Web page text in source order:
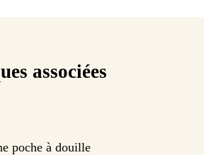
associées
poche à douille